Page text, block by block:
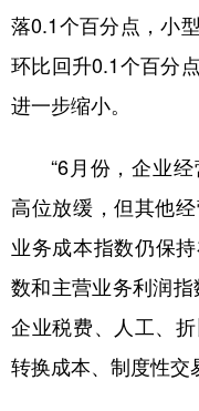
落0.1个百分点，小
环比回升0.1个百分
进一步缩小。
“6月份，企业经
高位放缓，但其他
业务成本指数仍保
数和主营业务利润指
企业税费、人工、
转换成本、制度性交